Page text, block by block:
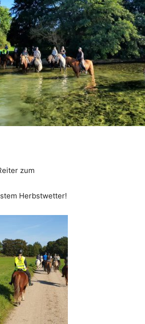
zum
Herbstwetter!